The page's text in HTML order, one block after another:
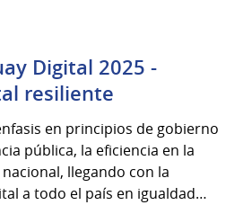
Digital 2025 -
resiliente
en principios de gobierno
pública, la eficiencia en la
llegando con la
a todo el país en igualdad…